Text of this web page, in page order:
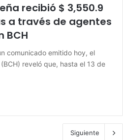
recibió $ 3,550.9
a través de agentes
BCH
comunicado emitido hoy, el
reveló que, hasta el 13 de
Siguiente